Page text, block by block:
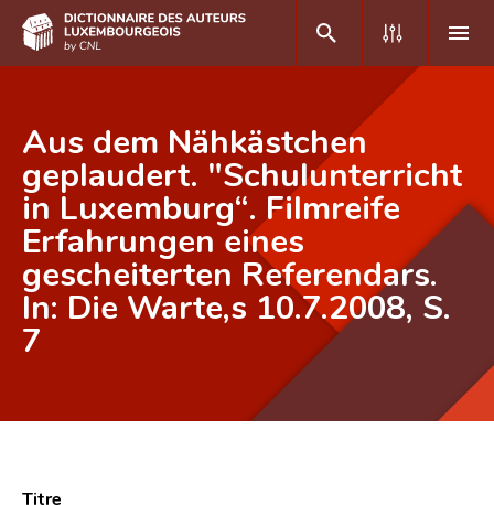
DE FR
Accueil
Auteur(e)s A-Z
Recherche avancée
Foire aux questions
Équipe scientifique
Aus dem Nähkästchen
geplaudert. "Schulunterricht
in Luxemburg“. Filmreife
Erfahrungen eines
gescheiterten Referendars.
In: Die Warte,s 10.7.2008, S.
7
Titre